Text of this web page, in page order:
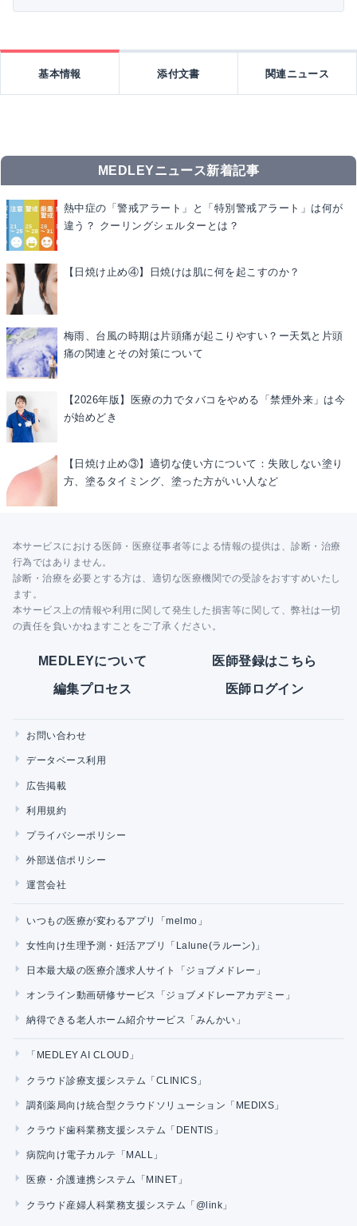
基本情報 添付文書 関連ニュース
MEDLEYニュース新着記事
熱中症の「警戒アラート」と「特別警戒アラート」は何が
違う？ クーリングシェルターとは？
【日焼け止め④】日焼けは肌に何を起こすのか？
梅雨、台風の時期は片頭痛が起こりやすい？ー天気と片頭
痛の関連とその対策について
【2026年版】医療の力でタバコをやめる「禁煙外来」は今
が始めどき
【日焼け止め③】適切な使い方について：失敗しない塗り
方、塗るタイミング、塗った方がいい人など
本サービスにおける医師・医療従事者等による情報の提供は、診断・治療
行為ではありません。
診断・治療を必要とする方は、適切な医療機関での受診をおすすめいたし
ます。
本サービス上の情報や利用に関して発生した損害等に関して、弊社は一切
の責任を負いかねますことをご了承ください。
MEDLEYについて 医師登録はこちら
編集プロセス 医師ログイン
お問い合わせ
データベース利用
広告掲載
利用規約
プライバシーポリシー
外部送信ポリシー
運営会社
いつもの医療が変わるアプリ「melmo」
女性向け生理予測・妊活アプリ「Lalune(ラルーン)」
日本最大級の医療介護求人サイト「ジョブメドレー」
オンライン動画研修サービス「ジョブメドレーアカデミー」
納得できる老人ホーム紹介サービス「みんかい」
「MEDLEY AI CLOUD」
クラウド診療支援システム「CLINICS」
調剤薬局向け統合型クラウドソリューション「MEDIXS」
クラウド歯科業務支援システム「DENTIS」
病院向け電子カルテ「MALL」
医療・介護連携システム「MINET」
クラウド産婦人科業務支援システム「@link」